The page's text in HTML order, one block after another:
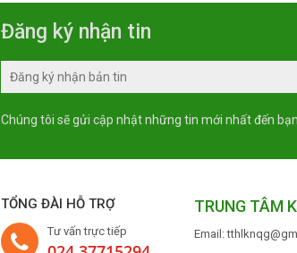
Đăng ký nhận tin
Chúng tôi sẽ gửi cập nhật những tin mới nhất đến
TỔNG ĐÀI HỖ TRỢ
Tư vấn trực tiếp
TRUNG TÂM
Email: